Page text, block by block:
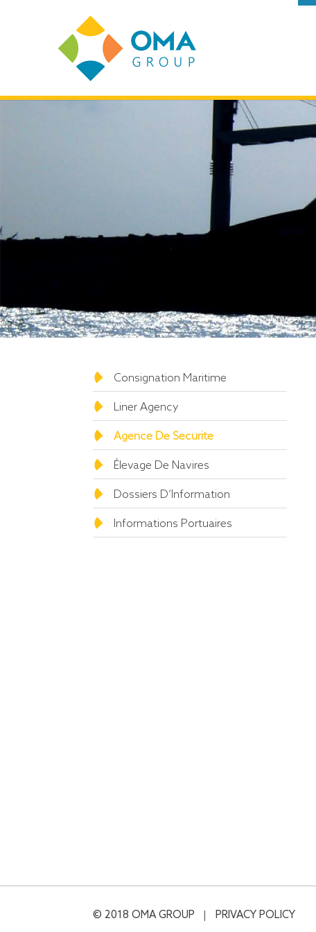
Consignation Maritime
Liner Agency
Agence De Securite
Élevage De Navires
Dossiers D’Information
Informations Portuaires
© 2018 OMA GROUP PRIVACY POLICY